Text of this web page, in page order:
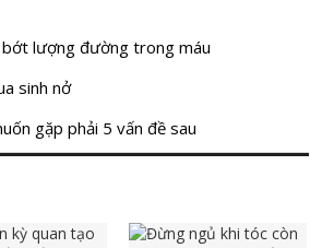
bớt lượng đường trong máu
sinh nở
gặp phải 5 vấn đề sau